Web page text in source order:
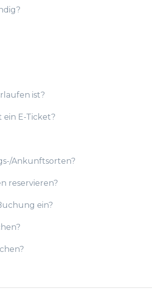
ist?
E-Ticket?
Ankunftsorten?
reservieren?
ein?